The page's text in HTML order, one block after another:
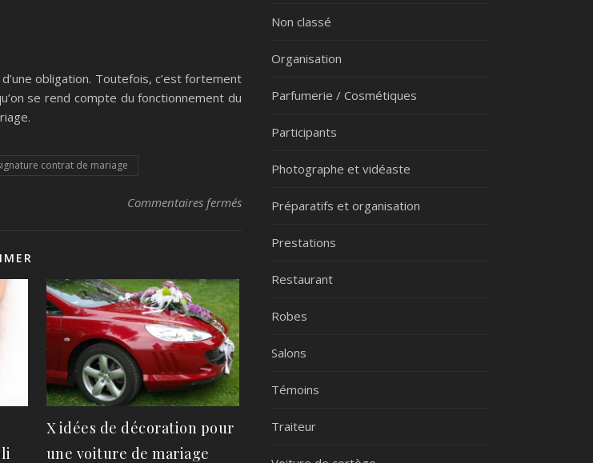
obligation. Toutefois, c’est fortement
se rend compte du fonctionnement du
contrat de mariage
Commentaires ferméssur Un passage chez le notaire est-il nécessaire avant de se marier
X idées de décoration pour
une voiture de mariage
Non classé
Organisation
Parfumerie / Cosmétiques
Participants
Photographe et vidéaste
Préparatifs et organisation
Prestations
Restaurant
Robes
Salons
Témoins
Traiteur